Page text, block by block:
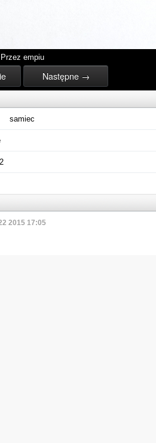
Przez empiu
Następne →
samiec
2015 17:05